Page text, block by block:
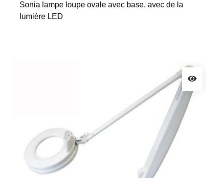
Sonia lampe loupe ovale avec base, avec de la
lumière LED